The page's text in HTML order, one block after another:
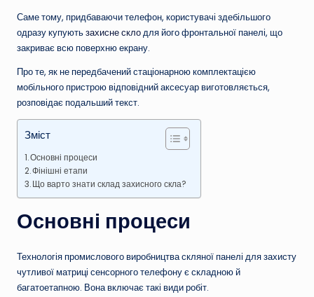
Саме тому, придбаваючи телефон, користувачі здебільшого
одразу купуютьзахисне склодля його фронтальної панелі, що
закриває всю поверхню екрану.
Про те, як не передбачений стаціонарною комплектацією
мобільного пристрою відповідний аксесуар виготовляється,
розповідає подальший текст.
Зміст
Основні процеси
Фінішні етапи
Що варто знати склад захисного скла?
Основні процеси
Технологія промислового виробництва скляної панелі для захисту
чутливої матриці сенсорного телефону є складною й
багатоетапною. Вона включає такі види робіт.